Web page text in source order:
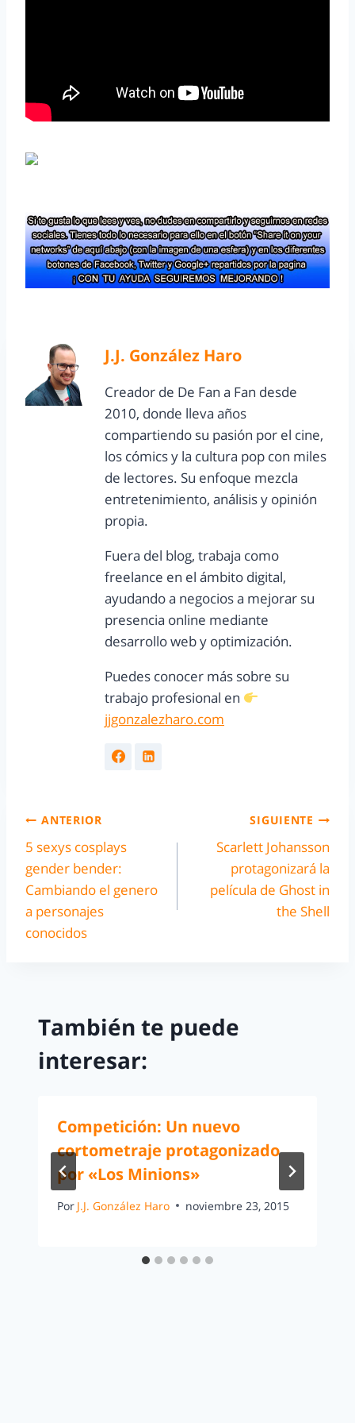
J.J. González Haro
Creador de De Fan a Fan desde
2010, donde lleva años
compartiendo su pasión por el cine,
los cómics y la cultura pop con miles
de lectores. Su enfoque mezcla
entretenimiento, análisis y opinión
propia.
Fuera del blog, trabaja como
freelance en el ámbito digital,
ayudando a negocios a mejorar su
presencia online mediante
desarrollo web y optimización.
Puedes conocer más sobre su
trabajo profesional en
jjgonzalezharo.com
ANTERIOR
5 sexys cosplays
gender bender:
Cambiando el genero
a personajes
conocidos
SIGUIENTE
Scarlett Johansson
protagonizará la
película de Ghost in
the Shell
También te puede
interesar:
Competición: Un nuevo
cortometraje protagonizado
por «Los Minions»
Por J.J. González Haro noviembre 23, 2015